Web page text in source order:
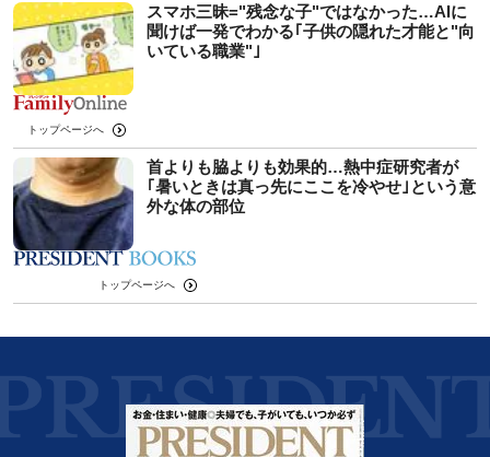
スマホ三昧="残念な子"ではなかった…AIに
聞けば一発でわかる｢子供の隠れた才能と"向
いている職業"｣
トップページへ
首よりも脇よりも効果的…熱中症研究者が
｢暑いときは真っ先にここを冷やせ｣という意
外な体の部位
トップページへ